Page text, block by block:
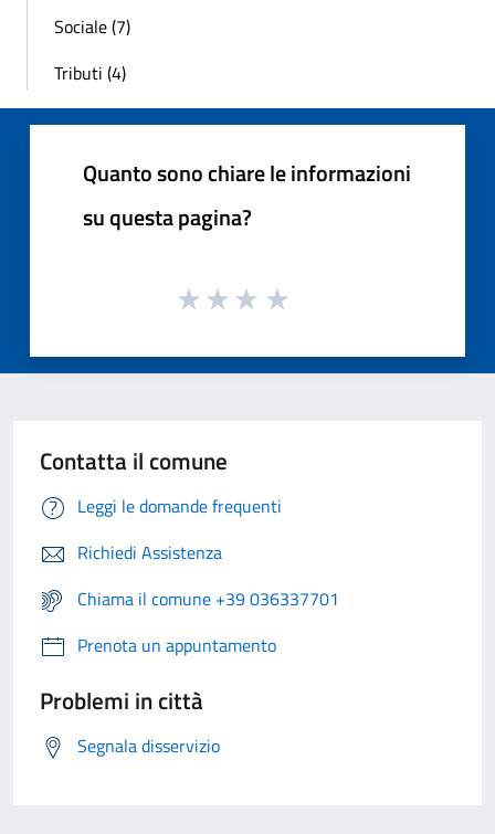
Sociale (7)
Tributi (4)
Quanto sono chiare le informazioni
su questa pagina?
Contatta il comune
Leggi le domande frequenti
Richiedi Assistenza
Chiama il comune +39 036337701
Prenota un appuntamento
Problemi in città
Segnala disservizio